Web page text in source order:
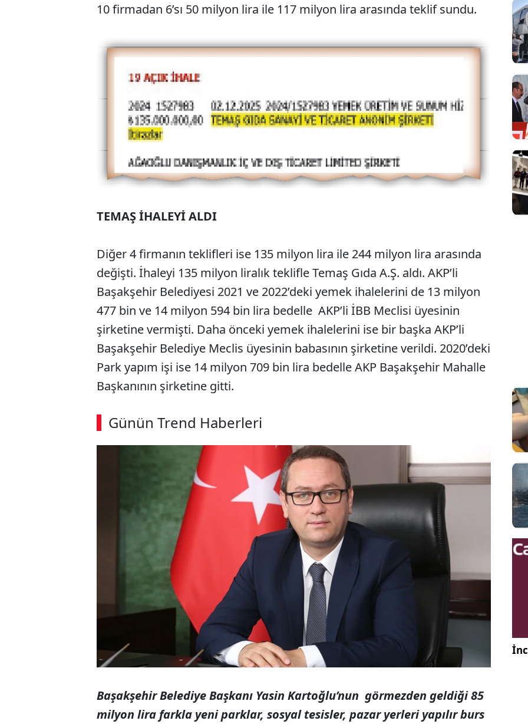
10 firmadan 6’sı 50 milyon lira ile 117 milyon lira arasında teklif sundu.
TEMAŞ İHALEYİ ALDI
Diğer 4 firmanın teklifleri ise 135 milyon lira ile 244 milyon lira arasında
değişti. İhaleyi 135 milyon liralık teklifle Temaş Gıda A.Ş. aldı. AKP’li
Başakşehir Belediyesi 2021 ve 2022’deki yemek ihalelerini de 13 milyon
477 bin ve 14 milyon 594 bin lira bedelle AKP’li İBB Meclisi üyesinin
şirketine vermişti. Daha önceki yemek ihalelerini ise bir başka AKP’li
Başakşehir Belediye Meclis üyesinin babasının şirketine verildi. 2020’deki
Park yapım işi ise 14 milyon 709 bin lira bedelle AKP Başakşehir Mahalle
Başkanının şirketine gitti.
Günün Trend Haberleri
Başakşehir Belediye Başkanı Yasin Kartoğlu’nun görmezden geldiği 85
milyon lira farkla yeni parklar, sosyal tesisler, pazar yerleri yapılır burs